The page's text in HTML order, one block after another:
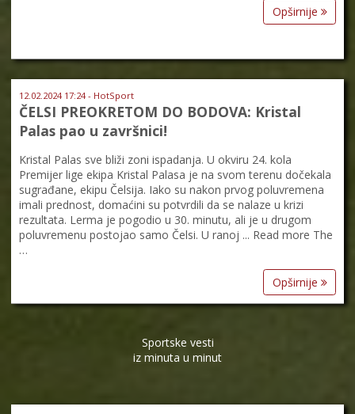
Opširnije
12.02.2024 17:24 - HotSport
ČELSI PREOKRETOM DO BODOVA: Kristal
Palas pao u završnici!
Kristal Palas sve bliži zoni ispadanja. U okviru 24. kola
Premijer lige ekipa Kristal Palasa je na svom terenu dočekala
sugrađane, ekipu Čelsija. Iako su nakon prvog poluvremena
imali prednost, domaćini su potvrdili da se nalaze u krizi
rezultata. Lerma je pogodio u 30. minutu, ali je u drugom
poluvremenu postojao samo Čelsi. U ranoj ... Read more The
…
Opširnije
Sportske vesti
iz minuta u minut